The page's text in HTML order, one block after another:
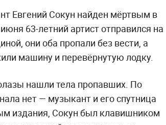
Евгений Сокун найден мёртвым в
63-летний артист отправился на
они оба пропали без вести, а
машину и перевёрнутую лодку.
нашли тела пропавших. По
нет — музыкант и его спутница
издания, Сокун был клавишником